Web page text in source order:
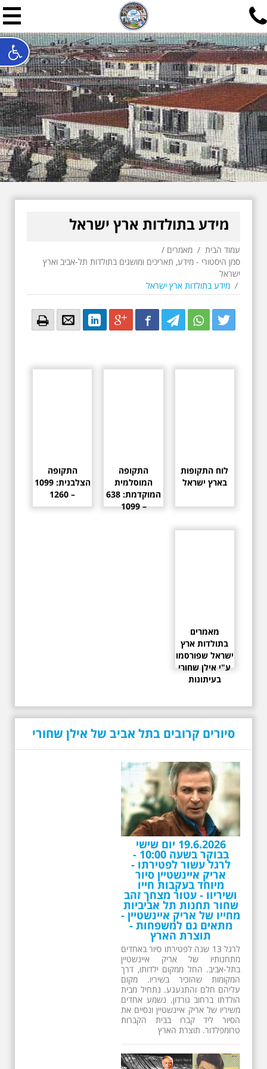
תל אביב שלי
תיור ישראלי בעריכת אילן
האתר המרכזי להיסטוריה של תל אביב ותולדות ארץ ישראל -
חייגו עכשיו:052-7747748
שלחו פנייה:ilan@mytelaviv.co.il
English עברית צור קשר
מידע בתולדות ארץ ישראל
עמוד הבית / מאמרים /
סמן היסטורי - מידע, תאריכים ומושגים בתולדות תל-אביב וארץ
ישראל
/ מידע בתולדות ארץ ישראל
Twitter
Twitter
Twitter
Facebook
Google+
LinkedIn
Email
Email
לוח התקופות
בארץ ישראל
התקופה
המוסלמית
המוקדמת: 638
– 1099
התקופה
הצלבנית: 1099
– 1260
מאמרים
בתולדות ארץ
ישראל שפורסמו
ע"י אילן שחורי
בעיתונות
סיורים קרובים בתל אביב של אילן שחורי
19.6.2026 יום שישי
בבוקר בשעה 10:00 -
לרגל עשור לפטירתו -
אריק איינשטיין סיור
מיוחד בעקבות חייו
ושיריוו - עטור מצחך זהב
שחור תחנות תל אביביות
מחייו של אריק איינשטיין -
מתאים גם למשפחות -
תוצרת הארץ
לרגל 13 שנה לפטירתו סיור באחדים
מתחנותיו של אריק איינשטיין
בתל-אביב. החל ממקום ילדותו, דרך
המקומות שהזכיר בשיריו. מקום
עליהם חלם והתגעגע. נתחיל מבית
הולדתו ברחוב גורדון. נשמע אחדים
משיריו של אריק איינשטיין ונסיים את
הסיור ליד קברו בבית הקברות
טרומפלדור. תוצרת הארץ